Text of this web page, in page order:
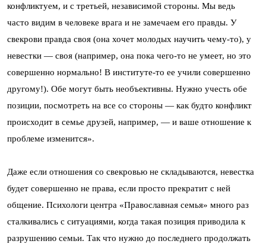
конфликтуем, и с третьей, независимой стороны. Мы ведь
часто видим в человеке врага и не замечаем его правды. У
свекрови правда своя (она хочет молодых научить чему-то), у
невестки — своя (например, она пока чего-то не умеет, но это
совершенно нормально! В институте-то ее учили совершенно
другому!). Обе могут быть необъективны. Нужно учесть обе
позиции, посмотреть на все со стороны — как будто конфликт
происходит в семье друзей, например, — и ваше отношение к
проблеме изменится».
Даже если отношения со свекровью не складываются, невестка
будет совершенно не права, если просто прекратит с ней
общение. Психологи центра «Православная семья» много раз
сталкивались с ситуациями, когда такая позиция приводила к
разрушению семьи. Так что нужно до последнего продолжать